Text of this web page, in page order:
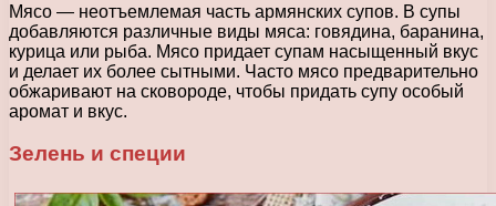
Мясо — неотъемлемая часть армянских супов. В супы
добавляются различные виды мяса: говядина, баранина,
курица или рыба. Мясо придает супам насыщенный вкус
и делает их более сытными. Часто мясо предварительно
обжаривают на сковороде, чтобы придать супу особый
аромат и вкус.
Зелень и специи